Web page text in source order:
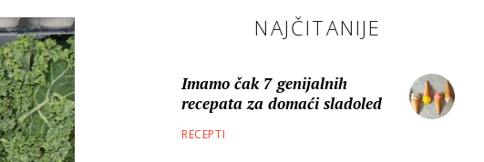
NAJČITANIJE
Imamo čak 7 genijalnih
recepata za domaći sladoled
RECEPTI